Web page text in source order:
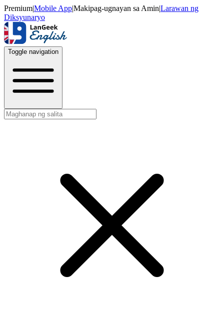
Premium|Mobile App|Makipag-ugnayan sa Amin|Larawan ng
Diksyunaryo
Toggle navigation